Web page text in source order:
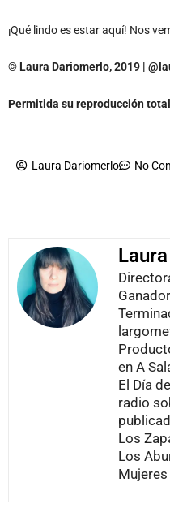
¡Qué lindo es estar aquí! Nos
© Laura Dariomerlo, 2019 |
Permitida su reproducción
Laura Dariomerlo No
en A
El Día
radio
Los
Los